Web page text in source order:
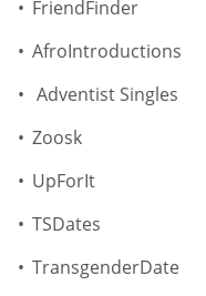
FriendFinder
AfroIntroductions
Adventist Singles
Zoosk
UpForIt
TSDates
TransgenderDate